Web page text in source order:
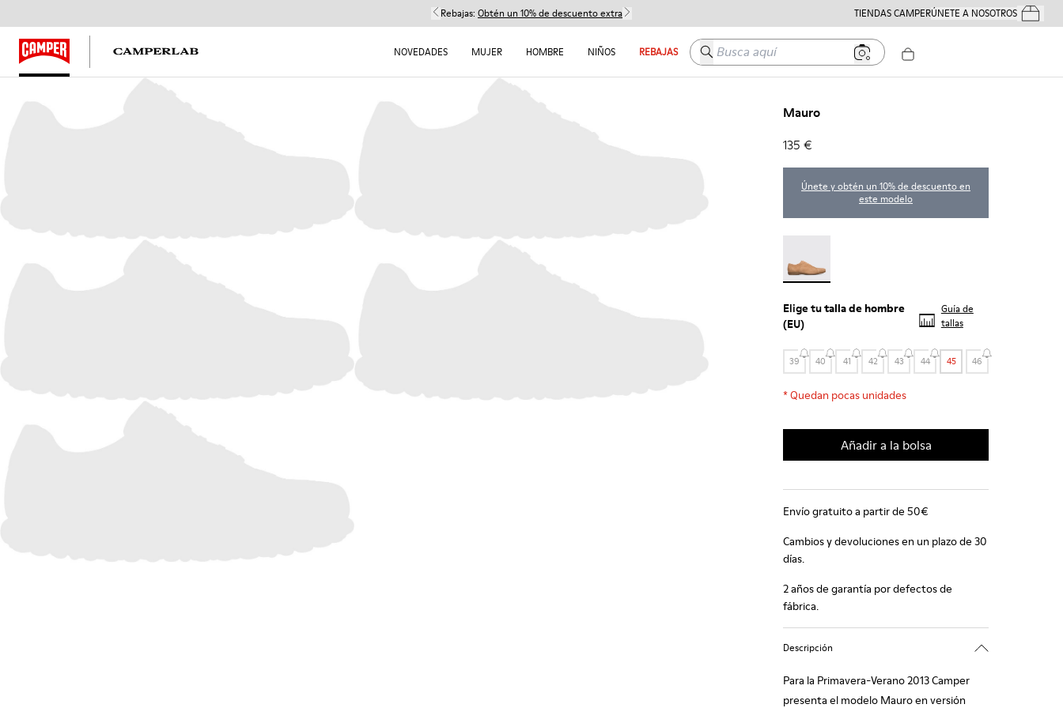
Rebajas: Obtén un 10% de descuento extra TIENDAS CAMPERÚNETE A NOSOTROSTus
NOVEDADES MUJER HOMBRE NIÑOS REBAJAS Busca aquí
Mauro
135 €
Únete y obtén un 10% de descuento en
este modelo
Elige tutalla de hombre
(EU)
Guía de
tallas
39 40 41 42 43 44 45 46
*Quedan pocas unidades
Añadir a la bolsa
Envío gratuito a partir de 50€
Cambios y devoluciones en un plazo de 30
días.
2 años de garantía por defectos de
fábrica.
Descripción
Para la Primavera-Verano 2013 Camper
presenta el modelo Mauro en versión